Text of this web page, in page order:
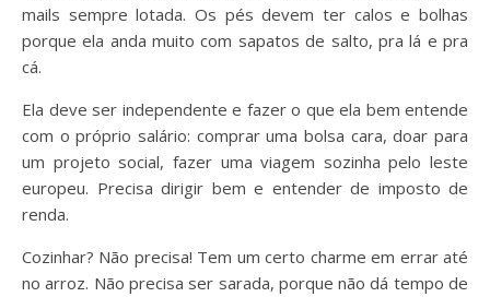
mails sempre lotada. Os pés devem ter calos e bolhas
porque ela anda muito com sapatos de salto, pra lá e pra
cá.
Ela deve ser independente e fazer o que ela bem entende
com o próprio salário: comprar uma bolsa cara, doar para
um projeto social, fazer uma viagem sozinha pelo leste
europeu. Precisa dirigir bem e entender de imposto de
renda.
Cozinhar? Não precisa! Tem um certo charme em errar até
no arroz. Não precisa ser sarada, porque não dá tempo de